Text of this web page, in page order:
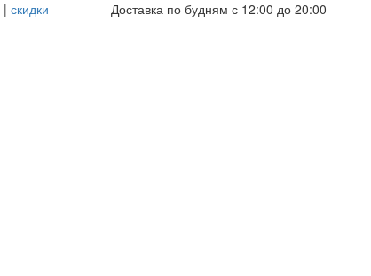
|скидки
Доставка по будням с 12:00 до 20:00